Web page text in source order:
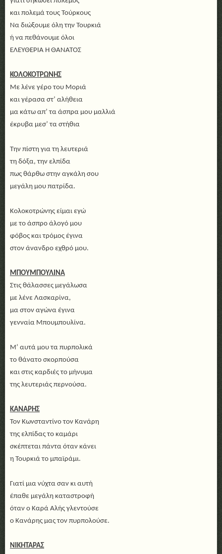
και πολεμά τους Τούρκους
Να διώξουμε όλη την Τουρκιά
ή να πεθάνουμε όλοι
ΕΛΕΥΘΕΡΙΑ Ή ΘΑΝΑΤΟΣ
ΚΟΛΟΚΟΤΡΩΝΗΣ
Με λένε γέρο του Μοριά
και γέρασα στ’ αλήθεια
μα κάτω απ’ τα άσπρα μου μαλλιά
έκρυβα μεσ’ τα στήθια
Την πίστη για τη λευτεριά
τη δόξα, την ελπίδα
πως θάρθω στην αγκάλη σου
μεγάλη μου πατρίδα.
Κολοκοτρώνης είμαι εγώ
με το άσπρο άλογό μου
φόβος και τρόμος έγινα
στον άνανδρο εχθρό μου.
ΜΠΟΥΜΠΟΥΛΙΝΑ
Στις θάλασσες μεγάλωσα
με λένε Λασκαρίνα,
μα στον αγώνα έγινα
γενναία Μπουμπουλίνα.
Μ’ αυτά μου τα πυρπολικά
το θάνατο σκορπούσα
και στις καρδιές το μήνυμα
της λευτεριάς περνούσα.
ΚΑΝΑΡΗΣ
Τον Κωνσταντίνο τον Κανάρη
της ελπίδας το καμάρι
σκέπτεται πάντα όταν κάνει
η Τουρκιά το μπαϊράμι.
Γιατί μια νύχτα σαν κι αυτή
έπαθε μεγάλη καταστροφή
όταν ο Καρά Αλής γλεντούσε
ο Κανάρης μας τον πυρπολούσε.
ΝΙΚΗΤΑΡΑΣ